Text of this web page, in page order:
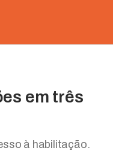
em três
à habilitação.